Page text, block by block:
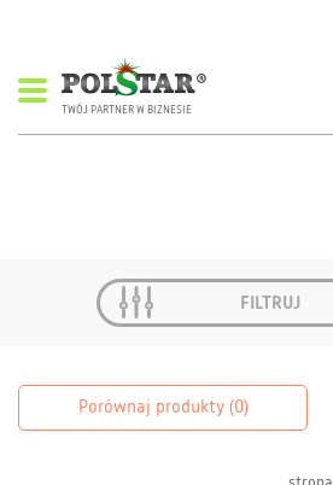
TWÓJ PARTNER W BIZNESIE
FILTRUJ
Porównaj produkty (0)